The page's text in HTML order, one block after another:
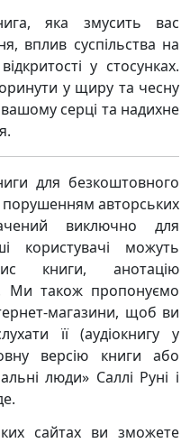
яка змусить вас
вплив суспільства на
у стосунках.
у щиру та чесну
серці та надихне
для безкоштовного
порушенням авторських
виключно для
користувачі можуть
книги, анотацію
Ми також пропонуємо
магазини, щоб ви
її (аудіокнигу у
версію книги або
люди» Саллі Руні і
сайтах ви зможете